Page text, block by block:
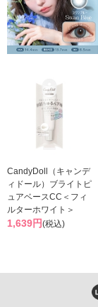
CandyDoll（キャンデ
ィドール）ブライトピ
ュアベースCC＜フィ
ルターホワイト＞
1,639円(税込)